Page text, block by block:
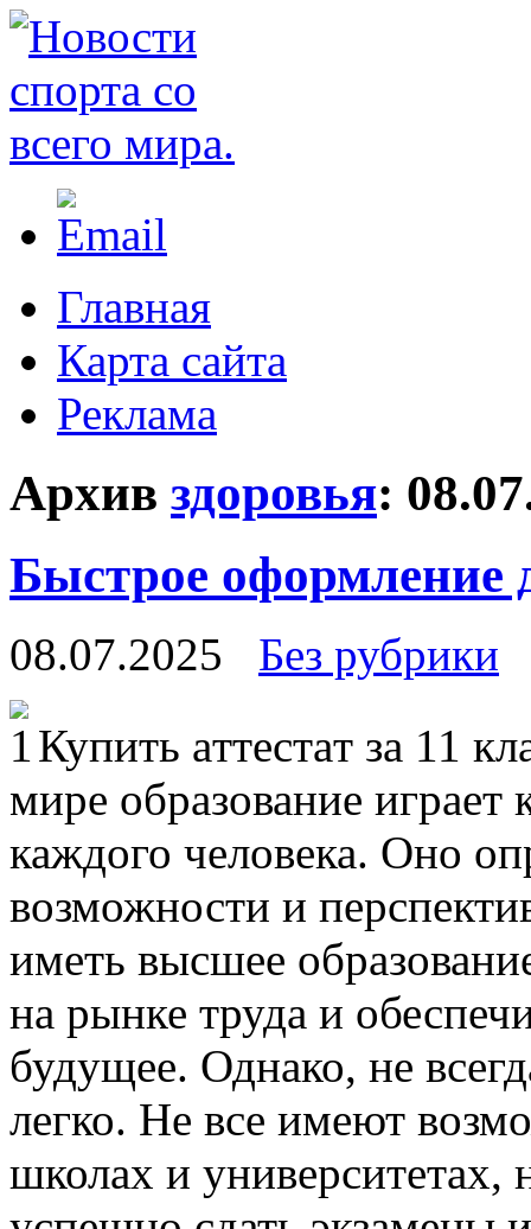
Главная
Карта сайта
Реклама
Архив здоровья:
Быстрое оформление
08.07.2025
Без рубрики
Купить aттeстaт зa 11
мире образование
каждого человека. Оно
возможности и
иметь высшее
на рынке труда и
будущее. Однако, не
легко. Не все имеют
школах и университетах,